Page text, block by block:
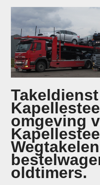
Takeldienst
omgeving
oldtimers.